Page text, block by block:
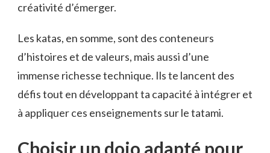
créativité d’émerger.
Les katas, en somme, sont des conteneurs
d’histoires et de valeurs, mais aussi d’une
immense richesse technique. Ils te lancent des
défis tout en développant ta capacité à intégrer et
à appliquer ces enseignements sur le tatami.
Choisir un dojo adapté pour